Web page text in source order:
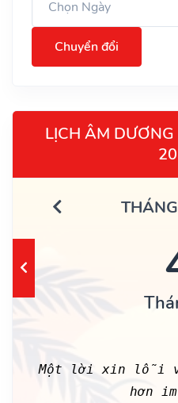
Chuyển đổi
LỊCH ÂM
Một lời xin lỗi
hơn